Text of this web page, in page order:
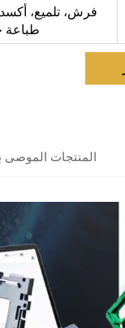
فرش، تلميع،
طباعة
المنتجات الموصى